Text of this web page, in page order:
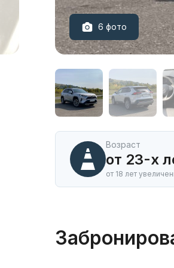
автомобиля
Rav-
4
в
Горно-
6 фото
Возраст
от 23-х
от 18 лет